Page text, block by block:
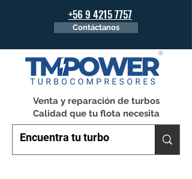
+56 9 4215 7757
Contáctanos
Venta y reparación de turbos
Calidad que tu flota necesita